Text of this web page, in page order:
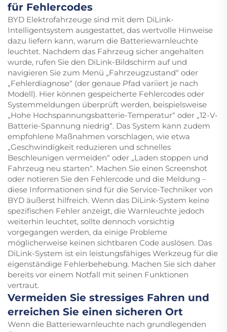
für Fehlercodes
BYD Elektrofahrzeuge sind mit dem DiLink-
Intelligentsystem ausgestattet, das wertvolle Hinweise
dazu liefern kann, warum die Batteriewarnleuchte
leuchtet. Nachdem das Fahrzeug sicher angehalten
wurde, rufen Sie den DiLink-Bildschirm auf und
navigieren Sie zum Menü „Fahrzeugzustand“ oder
„Fehlerdiagnose“ (der genaue Pfad variiert je nach
Modell). Hier können gespeicherte Fehlercodes oder
Systemmeldungen überprüft werden, beispielsweise
„Hohe Hochspannungsbatterie-Temperatur“ oder „12-V-
Batterie-Spannung niedrig“. Das System kann zudem
empfohlene Maßnahmen vorschlagen, wie etwa
„Geschwindigkeit reduzieren und schnelles
Beschleunigen vermeiden“ oder „Laden stoppen und
Fahrzeug neu starten“. Machen Sie einen Screenshot
oder notieren Sie den Fehlercode und die Meldung –
diese Informationen sind für die Service-Techniker von
BYD äußerst hilfreich. Wenn das DiLink-System keine
spezifischen Fehler anzeigt, die Warnleuchte jedoch
weiterhin leuchtet, sollte dennoch vorsichtig
vorgegangen werden, da einige Probleme
möglicherweise keinen sichtbaren Code auslösen. Das
DiLink-System ist ein leistungsfähiges Werkzeug für die
eigenständige Fehlerbehebung. Machen Sie sich daher
bereits vor einem Notfall mit seinen Funktionen
vertraut.
Vermeiden Sie stressiges Fahren und
erreichen Sie einen sicheren Ort
Wenn die Batteriewarnleuchte nach grundlegenden